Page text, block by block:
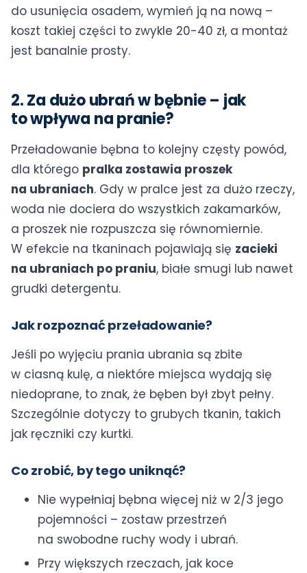
do usunięcia osadem, wymień ją na nową –
koszt takiej części to zwykle 20-40 zł, a montaż
jest banalnie prosty.
2. Za dużo ubrań w bębnie – jak
to wpływa na pranie?
Przeładowanie bębna to kolejny częsty powód,
dla którego pralka zostawia proszek
na ubraniach. Gdy w pralce jest za dużo rzeczy,
woda nie dociera do wszystkich zakamarków,
a proszek nie rozpuszcza się równomiernie.
W efekcie na tkaninach pojawiają się zacieki
na ubraniach po praniu, białe smugi lub nawet
grudki detergentu.
Jak rozpoznać przeładowanie?
Jeśli po wyjęciu prania ubrania są zbite
w ciasną kulę, a niektóre miejsca wydają się
niedoprane, to znak, że bęben był zbyt pełny.
Szczególnie dotyczy to grubych tkanin, takich
jak ręczniki czy kurtki.
Co zrobić, by tego uniknąć?
Nie wypełniaj bębna więcej niż w 2/3 jego
pojemności – zostaw przestrzeń
na swobodne ruchy wody i ubrań.
Przy większych rzeczach, jak koce